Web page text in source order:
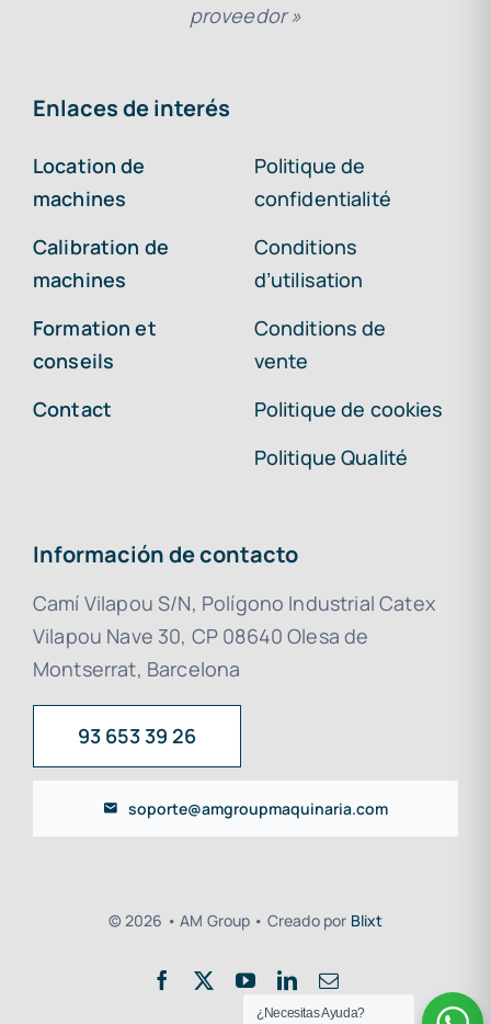
proveedor »
Enlaces de interés
Location de
machines
Calibration de
machines
Formation et
conseils
Contact
Politique de
confidentialité
Conditions
d’utilisation
Conditions de
vente
Politique de cookies
Politique Qualité
Información de contacto
Camí Vilapou S/N, Polígono Industrial Catex
Vilapou Nave 30, CP 08640 Olesa de
Montserrat, Barcelona
93 653 39 26
soporte@amgroupmaquinaria.com
© 2026 • AM Group • Creado por Blixt
¿Necesitas Ayuda?